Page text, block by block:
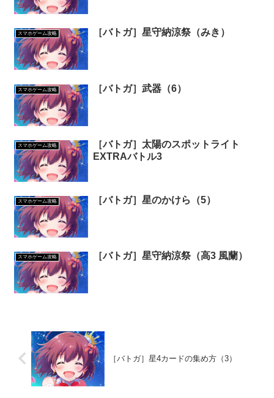
スマホゲーム攻略 ［バトガ］星守納涼祭（みき）
スマホゲーム攻略 ［バトガ］武器（6）
スマホゲーム攻略
［バトガ］太陽のスポットライト
EXTRAバトル3
スマホゲーム攻略 ［バトガ］星のかけら（5）
スマホゲーム攻略 ［バトガ］星守納涼祭（高3 風蘭）
［バトガ］星4カードの集め方（3）